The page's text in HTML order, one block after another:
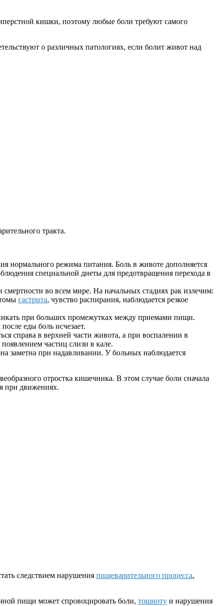
кишки, поэтому любые боли требуют самого
о различных патологиях, если болит живот над
тракта.
нормального режима питания. Боль в животе дополняется
специальной диеты для предотвращения перехода в
во всем мире. На начальных стадиях рак излечим:
гастрита, чувство распирания, наблюдается резкое
при больших промежутках между приемами пищи.
еды боль исчезает.
справа в верхней части живота, а при воспалении в
частиц слизи в кале.
заметна при надавливании. У больных наблюдается
отростка кишечника. В этом случае боли сначала
при движениях.
следствием нарушения пищеварительного процесса,
пищи может спровоцировать боли, тошноту и нарушения